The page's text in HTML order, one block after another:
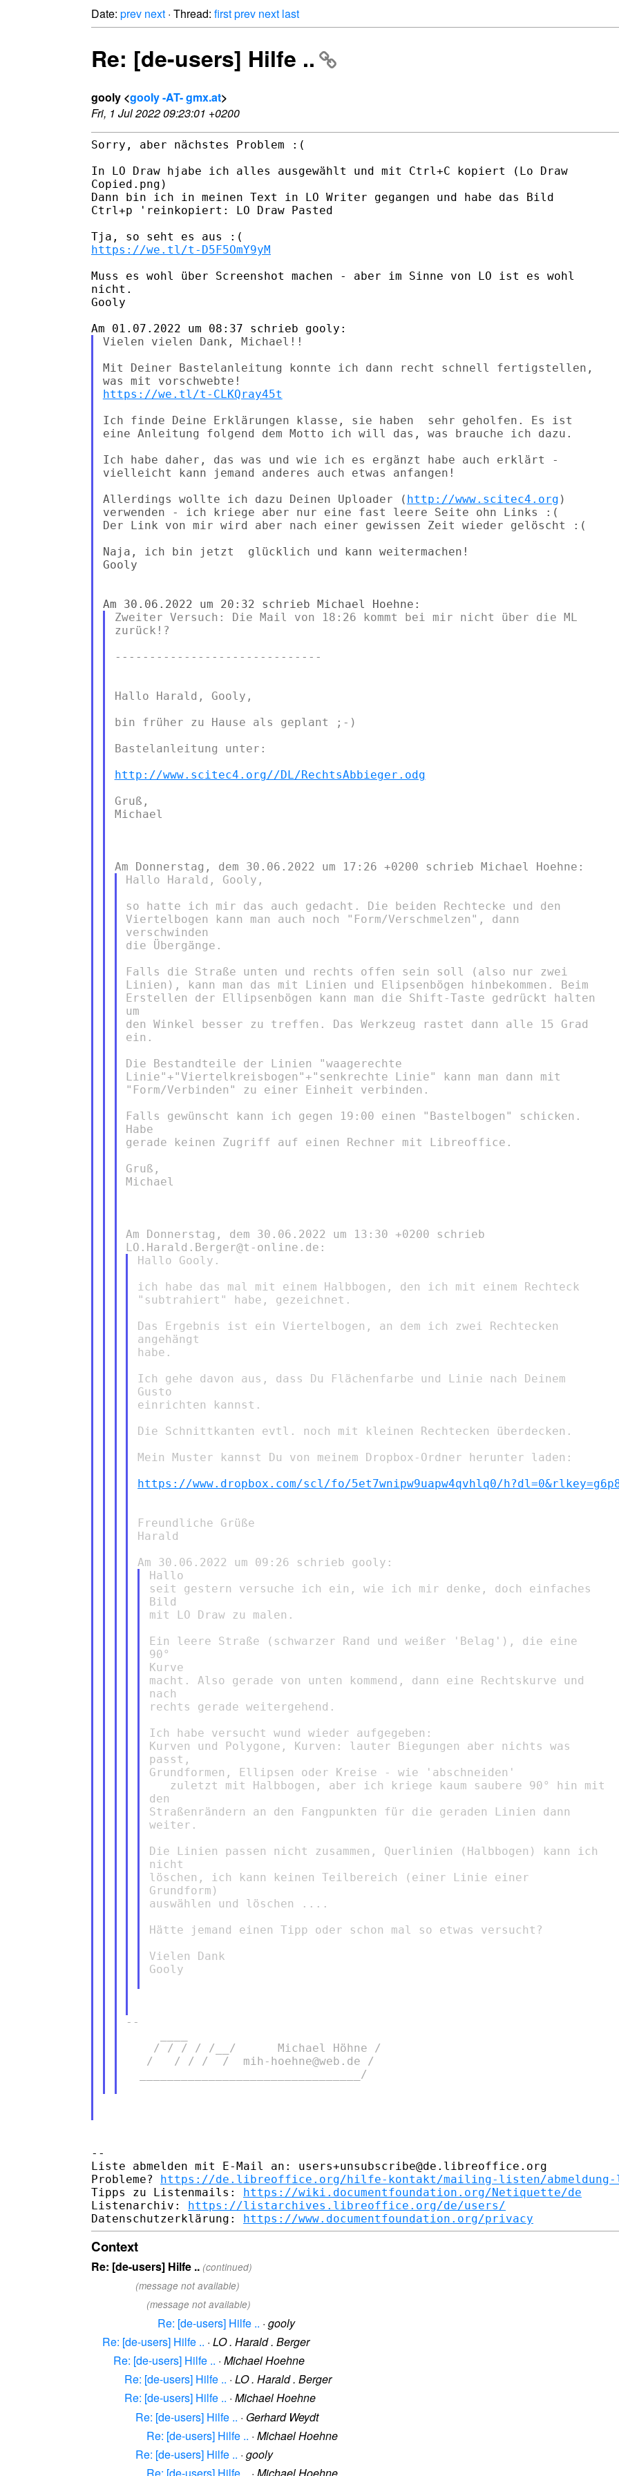
Date: prev next · Thread: firstprev next last
Re: [de-users] Hilfe ..
gooly <gooly -AT- gmx.at>
Fri, 1 Jul 2022 09:23:01 +0200
Sorry, aber nächstes Problem :(
In LO Draw hjabe ich alles ausgewählt und mit Ctrl+C kopiert (Lo Draw
Copied.png)
Dann bin ich in meinen Text in LO Writer gegangen und habe das Bild
Ctrl+p 'reinkopiert: LO Draw Pasted
https://we.tl/t-D5F5OmY9yM
Muss es wohl über Screenshot machen - aber im Sinne von LO ist es wohl
nicht.
Gooly
Vielen vielen Dank, Michael!!
Mit Deiner Bastelanleitung konnte ich dann recht schnell fertigstellen,
https://we.tl/t-CLKQray45t
Ich finde Deine Erklärungen klasse, sie haben  sehr geholfen. Es ist
eine Anleitung folgend dem Motto ich will das, was brauche ich dazu.
Ich habe daher, das was und wie ich es ergänzt habe auch erklärt -
vielleicht kann jemand anderes auch etwas anfangen!
Allerdings wollte ich dazu Deinen Uploader ( http://www.scitec4.org )
verwenden - ich kriege aber nur eine fast leere Seite ohn Links :(
Der Link von mir wird aber nach einer gewissen Zeit wieder gelöscht :(
Naja, ich bin jetzt  glücklich und kann weitermachen!
Gooly
Zweiter Versuch: Die Mail von 18:26 kommt bei mir nicht über die ML
zurück!?
------------------------------
Hallo Harald, Gooly,
bin früher zu Hause als geplant ;-)
Bastelanleitung unter:
http://www.scitec4.org//DL/RechtsAbbieger.odg
Gruß,
Michael
Hallo Harald, Gooly,
so hatte ich mir das auch gedacht. Die beiden Rechtecke und den
Viertelbogen kann man auch noch "Form/Verschmelzen", dann
verschwinden
die Übergänge.
Falls die Straße unten und rechts offen sein soll (also nur zwei
Linien), kann man das mit Linien und Elipsenbögen hinbekommen. Beim
Erstellen der Ellipsenbögen kann man die Shift-Taste gedrückt halten
um
den Winkel besser zu treffen. Das Werkzeug rastet dann alle 15 Grad
ein.
Die Bestandteile der Linien "waagerechte
Linie"+"Viertelkreisbogen"+"senkrechte Linie" kann man dann mit
"Form/Verbinden" zu einer Einheit verbinden.
Falls gewünscht kann ich gegen 19:00 einen "Bastelbogen" schicken.
Habe
gerade keinen Zugriff auf einen Rechner mit Libreoffice.
Gruß,
Michael
Am Donnerstag, dem 30.06.2022 um 13:30 +0200 schrieb
Hallo Gooly.
ich habe das mal mit einem Halbbogen, den ich mit einem Rechteck
"subtrahiert" habe, gezeichnet.
Das Ergebnis ist ein Viertelbogen, an dem ich zwei Rechtecken
angehängt
habe.
Ich gehe davon aus, dass Du Flächenfarbe und Linie nach Deinem
Gusto
einrichten kannst.
Die Schnittkanten evtl. noch mit kleinen Rechtecken überdecken.
Mein Muster kannst Du von meinem Dropbox-Ordner herunter laden:
https://www.dropbox.com/scl/fo/5et7wnipw9uapw4qvhlq0/
Freundliche Grüße
Harald
Hallo
seit gestern versuche ich ein, wie ich mir denke, doch einfaches
Bild
mit LO Draw zu malen.
Ein leere Straße (schwarzer Rand und weißer 'Belag'), die eine
90°
Kurve
macht. Also gerade von unten kommend, dann eine Rechtskurve und
nach
rechts gerade weitergehend.
Ich habe versucht wund wieder aufgegeben:
Kurven und Polygone, Kurven: lauter Biegungen aber nichts was
passt,
Grundformen, Ellipsen oder Kreise - wie 'abschneiden'
zuletzt mit Halbbogen, aber ich kriege kaum saubere 90° hin mit
den
Straßenrändern an den Fangpunkten für die geraden Linien dann
weiter.
Die Linien passen nicht zusammen, Querlinien (Halbbogen) kann ich
nicht
löschen, ich kann keinen Teilbereich (einer Linie einer
Grundform)
auswählen und löschen ....
Hätte jemand einen Tipp oder schon mal so etwas versucht?
Vielen Dank
Gooly
--
/ / / / /__/      Michael Höhne /
/   / / /  /  mih-hoehne@web.de /
________________________________/
--
Liste abmelden mit E-Mail an: users+unsubscribe@de.libreoffice.org
Probleme? https://de.libreoffice.org/hilfe-kontakt/mailing-listen/
Tipps zu Listenmails: https://wiki.documentfoundation.org/Netiquette/de
Listenarchiv: https://listarchives.libreoffice.org/de/users/
Datenschutzerklärung: https://www.documentfoundation.org/privacy
Context
Re: [de-users] Hilfe .. (continued)
(message not available)
(message not available)
Re: [de-users] Hilfe .. · gooly
Re: [de-users] Hilfe .. · LO . Harald . Berger
Re: [de-users] Hilfe .. · Michael Hoehne
Re: [de-users] Hilfe .. · LO . Harald . Berger
Re: [de-users] Hilfe .. · Michael Hoehne
Re: [de-users] Hilfe .. · Gerhard Weydt
Re: [de-users] Hilfe .. · Michael Hoehne
Re: [de-users] Hilfe .. · gooly